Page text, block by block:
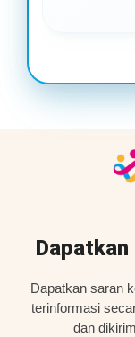
Dapatkan
Dapatkan saran
terinformasi
dan